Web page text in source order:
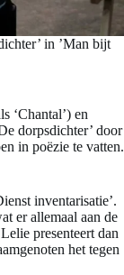
in ’Man bijt
‘Chantal’) en
dorpsdichter’ door
in poëzie te vatten.
inventarisatie’.
er allemaal aan de
presenteert dan
het tegen